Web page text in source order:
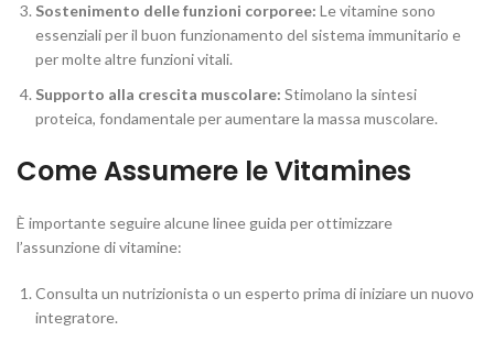
Sostenimento delle funzioni corporee: Le vitamine sono
essenziali per il buon funzionamento del sistema immunitario e
per molte altre funzioni vitali.
Supporto alla crescita muscolare: Stimolano la sintesi
proteica, fondamentale per aumentare la massa muscolare.
Come Assumere le Vitamines
È importante seguire alcune linee guida per ottimizzare
l’assunzione di vitamine:
Consulta un nutrizionista o un esperto prima di iniziare un nuovo
integratore.